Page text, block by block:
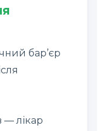
бар’єр
— лікар